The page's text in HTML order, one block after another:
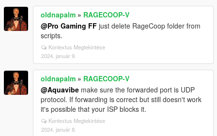
oldnapalm » RAGECOOP-V
@Pro Gaming FF just delete RageCoop folder from
scripts.
Kontextus Megtekintése
2024. január 9.
oldnapalm » RAGECOOP-V
@Aquavibe make sure the forwarded port is UDP
protocol. If forwarding is correct but still doesn't work
it's possible that your ISP blocks it.
Kontextus Megtekintése
2024. január 8.